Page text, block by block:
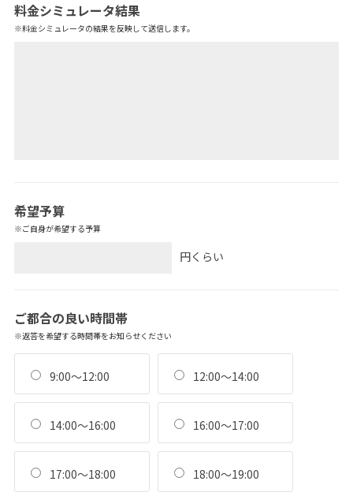
料金シミュレータ結果
※料金シミュレータの結果を反映して送信します。
希望予算
※ご自身が希望する予算
円くらい
ご都合の良い時間帯
※返答を希望する時間帯をお知らせください
9:00～12:00 12:00～14:00
14:00～16:00 16:00～17:00
17:00～18:00 18:00～19:00